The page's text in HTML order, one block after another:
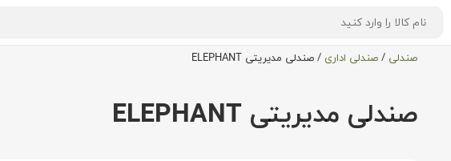
صندلی / صندلی اداری / صندلی مدیریتی ELEPHANT
صندلی مدیریتی ELEPHANT